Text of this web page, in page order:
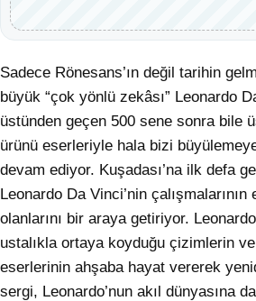
Sadece Rönesans’ın değil tarihin
büyük “çok yönlü zekâsı” Leonardo
üstünden geçen 500 sene sonra bile
ürünü eserleriyle hala bizi
devam ediyor. Kuşadası’na ilk defa
Leonardo Da Vinci’nin
olanlarını bir araya getiriyor.
ustalıkla ortaya koyduğu çizimlerin
eserlerinin ahşaba hayat vererek
sergi, Leonardo’nun akıl dünyasına